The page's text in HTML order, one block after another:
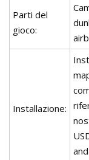
Parti del
gioco:
Installazione: